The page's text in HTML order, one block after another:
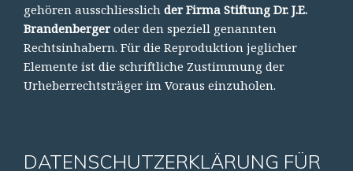
gehören ausschliesslich der Firma Stiftung Dr. J.E.
Brandenbergeroder den speziell genannten
Rechtsinhabern. Für die Reproduktion jeglicher
Elemente ist die schriftliche Zustimmung der
Urheberrechtsträger im Voraus einzuholen.
DATENSCHUTZERKLÄRUNG FÜR